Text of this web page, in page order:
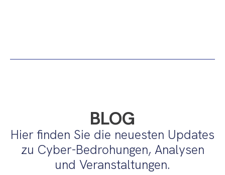
BLOG
Hier finden Sie die neuesten Updates
zu Cyber-Bedrohungen, Analysen
und Veranstaltungen.